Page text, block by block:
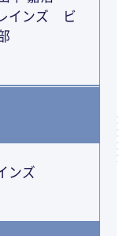
インズ ビ
ンズ